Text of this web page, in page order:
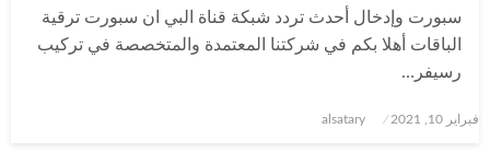
سبورت وإدخال أحدث تردد شبكة قناة البي ان سبورت ترقية
الباقات أهلا بكم في شركتنا المعتمدة والمتخصصة في تركيب
رسيفر…
نُشر
فبراير 10, 2021 alsatary